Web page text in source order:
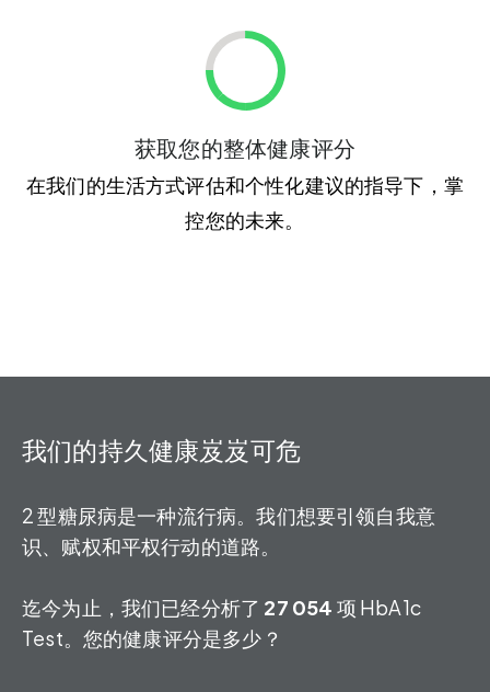
获取您的整体健康评分
在我们的生活方式评估和个性化建议的指导下，掌
控您的未来。
我们的持久健康岌岌可危
2 型糖尿病是一种流行病。我们想要引领自我意
识、赋权和平权行动的道路。
迄今为止，我们已经分析了 27 054 项 HbA1c
Test。您的健康评分是多少？